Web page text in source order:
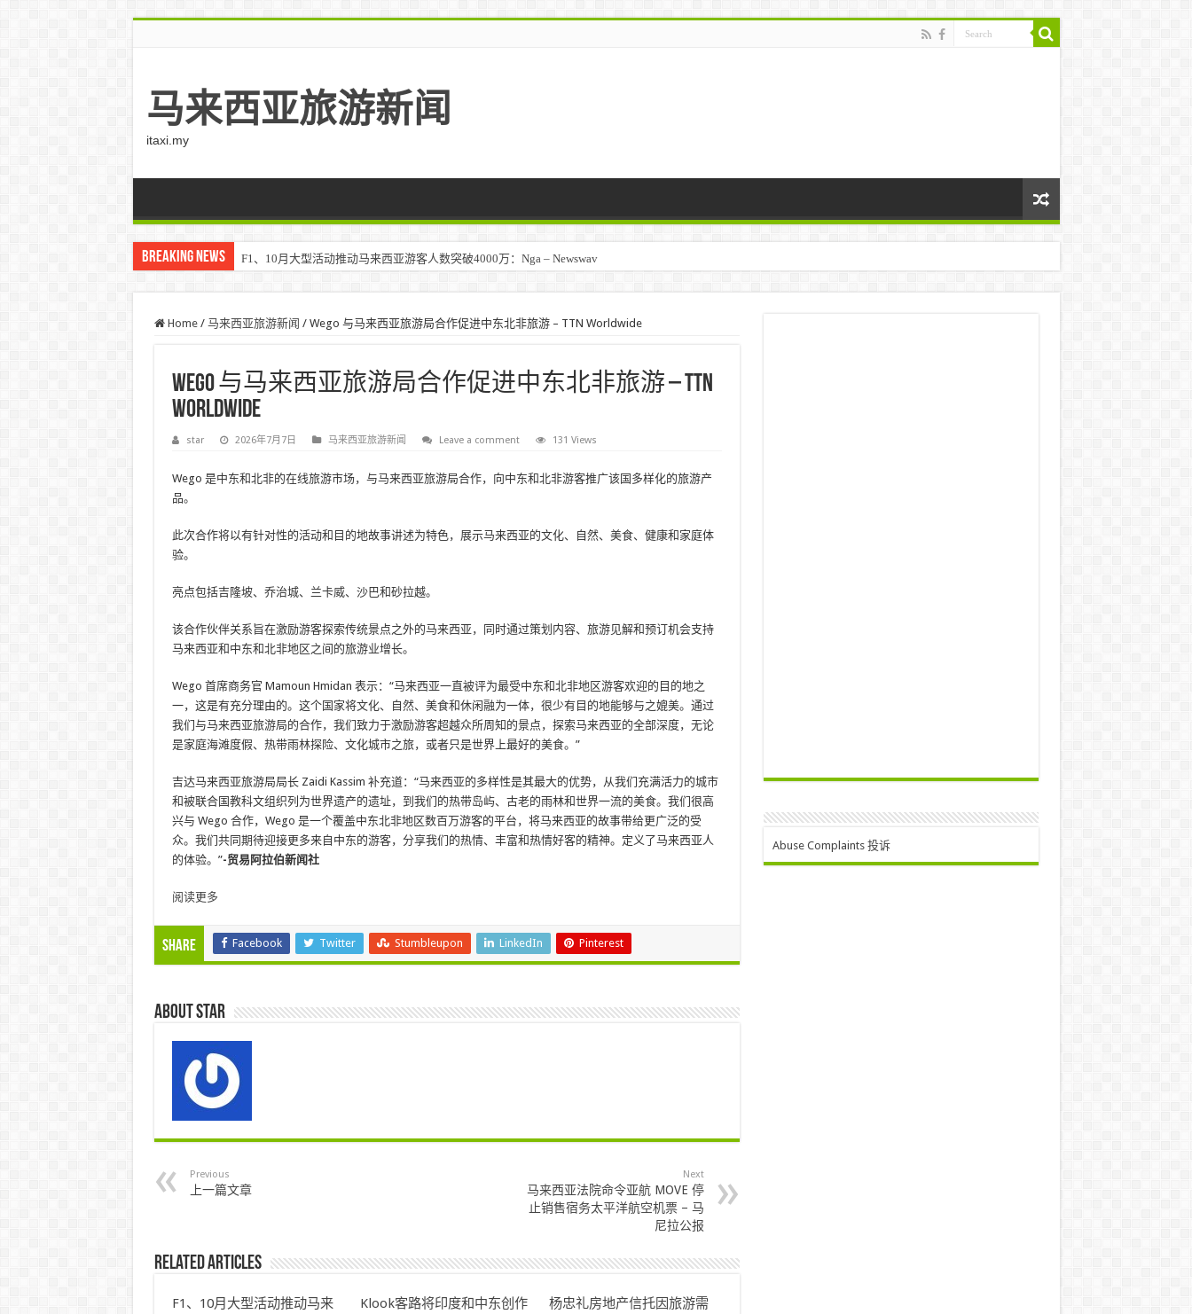
马来西亚旅游新闻
itaxi.my
Breaking News F1、10月大型活动推动马来西亚游客人数突破4000万：Nga – Newswav
Home / 马来西亚旅游新闻 / Wego 与马来西亚旅游局合作促进中东北非旅游 – TTN Worldwide
Wego 与马来西亚旅游局合作促进中东北非旅游 – TTN
Worldwide
star 2026年7月7日 马来西亚旅游新闻 Leave a comment 131 Views
Wego 是中东和北非的在线旅游市场，与马来西亚旅游局合作，向中东和北非游客推广该国多样化的旅游产
品。
此次合作将以有针对性的活动和目的地故事讲述为特色，展示马来西亚的文化、自然、美食、健康和家庭体
验。
亮点包括吉隆坡、乔治城、兰卡威、沙巴和砂拉越。
该合作伙伴关系旨在激励游客探索传统景点之外的马来西亚，同时通过策划内容、旅游见解和预订机会支持
马来西亚和中东和北非地区之间的旅游业增长。
Wego 首席商务官 Mamoun Hmidan 表示：“马来西亚一直被评为最受中东和北非地区游客欢迎的目的地之
一，这是有充分理由的。这个国家将文化、自然、美食和休闲融为一体，很少有目的地能够与之媲美。通过
我们与马来西亚旅游局的合作，我们致力于激励游客超越众所周知的景点，探索马来西亚的全部深度，无论
是家庭海滩度假、热带雨林探险、文化城市之旅，或者只是世界上最好的美食。”
吉达马来西亚旅游局局长 Zaidi Kassim 补充道：“马来西亚的多样性是其最大的优势，从我们充满活力的城市
和被联合国教科文组织列为世界遗产的遗址，到我们的热带岛屿、古老的雨林和世界一流的美食。我们很高
兴与 Wego 合作，Wego 是一个覆盖中东北非地区数百万游客的平台，将马来西亚的故事带给更广泛的受
众。我们共同期待迎接更多来自中东的游客，分享我们的热情、丰富和热情好客的精神。定义了马来西亚人
的体验。”-贸易阿拉伯新闻社
阅读更多
Share Facebook Twitter Stumbleupon LinkedIn Pinterest
About star
Previous
上一篇文章
Next
马来西亚法院命令亚航 MOVE 停
止销售宿务太平洋航空​​机票 – 马
尼拉公报
Related Articles
F1、10月大型活动推动马来
Klook客路将印度和中东创作
杨忠礼房地产信托因旅游需
Abuse Complaints 投诉